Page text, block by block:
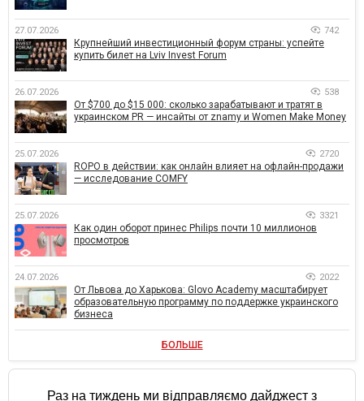
27.07.2026 742
Крупнейший инвестиционный форум страны: успейте
купить билет на Lviv Invest Forum
26.07.2026 538
От $700 до $15 000: сколько зарабатывают и тратят в
украинском PR — инсайты от znamy и Women Make Money
25.07.2026 2720
ROPO в действии: как онлайн влияет на офлайн-продажи
— исследование COMFY
25.07.2026 3321
Как один оборот принес Philips почти 10 миллионов
просмотров
24.07.2026 2022
От Львова до Харькова: Glovo Academy масштабирует
образовательную программу по поддержке украинского
бизнеса
БОЛЬШЕ
Раз на тиждень ми відправляємо дайджест з